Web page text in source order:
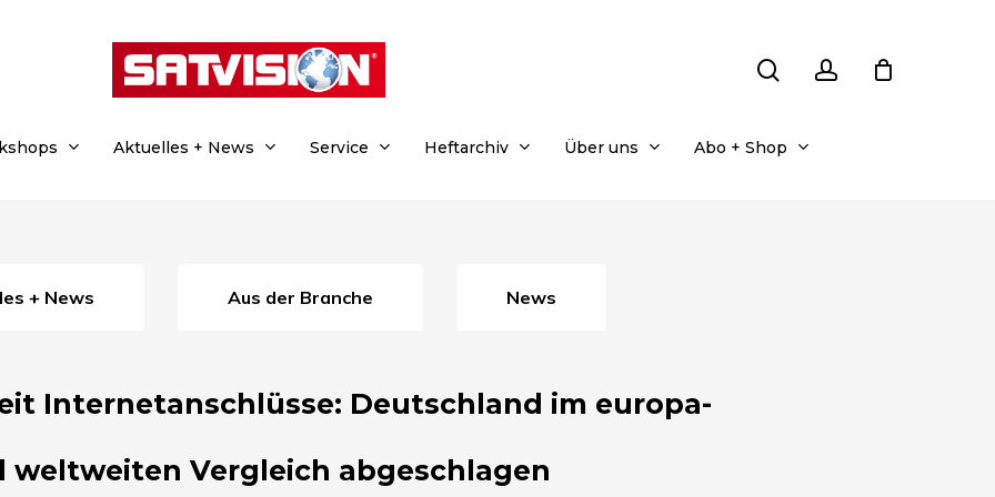
Aktuelles + News Service Heftarchiv Über uns Abo + Shop
+ News Aus der Branche News
Internetanschlüsse: Deutschland im europa-
weltweiten Vergleich abgeschlagen